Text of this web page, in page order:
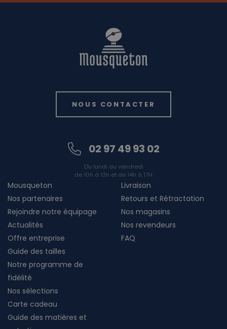
NOUS CONTACTER
02 97 49 93 02
Du lundi au vendredi
de 10h à 13h et de 14h à 17H
Mousqueton
Nos partenaires
Rejoindre notre équipage
Actualités
Offre entreprise
Livraison
Retours et Rétractation
Nos magasins
Nos revendeurs
FAQ
Guide des tailles
Notre programme de
fidélité
Nos sélections
Carte cadeau
Guide des matières et